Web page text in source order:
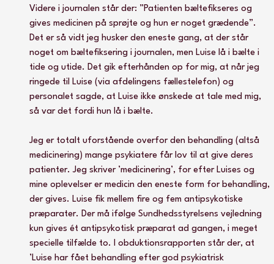
Videre i journalen står der: ”Patienten bæltefikseres og
gives medicinen på sprøjte og hun er noget grædende”.
Det er så vidt jeg husker den eneste gang, at der står
noget om bæltefiksering i journalen, men Luise lå i bælte i
tide og utide. Det gik efterhånden op for mig, at når jeg
ringede til Luise (via afdelingens fællestelefon) og
personalet sagde, at Luise ikke ønskede at tale med mig,
så var det fordi hun lå i bælte.
Jeg er totalt uforstående overfor den behandling (altså
medicinering) mange psykiatere får lov til at give deres
patienter. Jeg skriver ’medicinering’, for efter Luises og
mine oplevelser er medicin den eneste form for behandling,
der gives. Luise fik mellem fire og fem antipsykotiske
præparater. Der må ifølge Sundhedsstyrelsens vejledning
kun gives ét antipsykotisk præparat ad gangen, i meget
specielle tilfælde to. I obduktionsrapporten står der, at
’Luise har fået behandling efter god psykiatrisk